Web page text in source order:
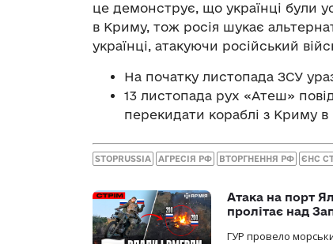
це демонструє, що українці були
в Криму, тож росія шукає
українці, атакуючи російський
На початку листопада ЗСУ
13 листопада рух «Атеш»
перекидати кораблі з Криму в
STOPRUSSIA АГРЕСІЯ РФ ВТОРГНЕННЯ РФ ЄНС
Атака на порт
пролітає над
ГУР провело